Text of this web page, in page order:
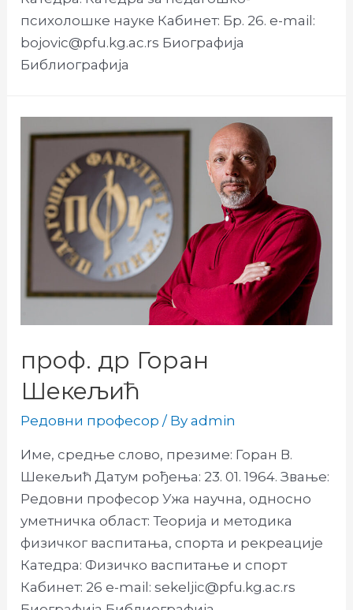
психолошке науке Кабинет: Бр. 26. e-mail:
bojovic@pfu.kg.ac.rs Биографија
Библиографија
проф. др Горан
Шекељић
Редовни професор / Byadmin
Име, средње слово, презиме: Горан В.
Шекељић Датум рођења: 23. 01. 1964. Звање:
Редовни професор Ужа научна, односно
уметничка област: Теорија и методика
физичког васпитања, спорта и рекреације
Катедра: Физичко васпитање и спорт
Кабинет: 26 e-mail: sekeljic@pfu.kg.ac.rs